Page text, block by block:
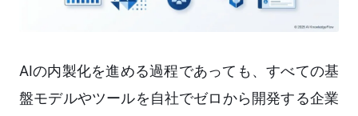
AIの内製化を進める過程であっても、すべての基
盤モデルやツールを自社でゼロから開発する企業